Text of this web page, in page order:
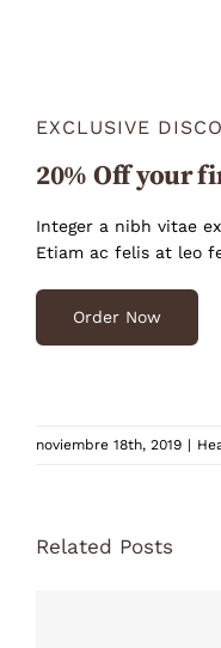
EXCLUSIVE
20% Off your
Integer a nibh vitae
Etiam ac felis at leo
Order Now
noviembre 18th, 2019 |
Related Posts